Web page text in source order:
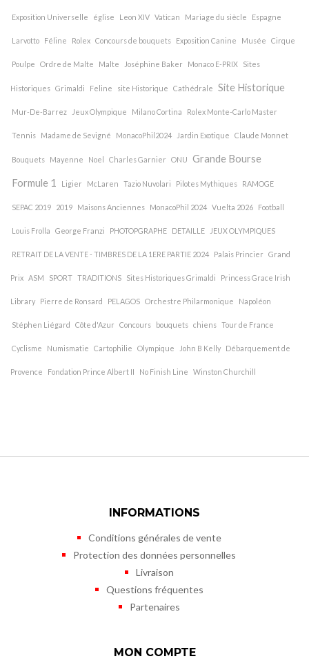
Exposition Universelle église Leon XIV Vatican Mariage du siècle Espagne
Larvotto Féline Rolex Concours de bouquets Exposition Canine Musée Cirque
Poulpe Ordre de Malte Malte Joséphine Baker Monaco E-PRIX Sites
Historiques Grimaldi Feline site Historique Cathédrale Site Historique
Mur-De-Barrez Jeux Olympique Milano Cortina Rolex Monte-Carlo Master
Tennis Madame de Sevigné MonacoPhil2024 Jardin Exotique Claude Monnet
Bouquets Mayenne Noel Charles Garnier ONU Grande Bourse
Formule 1 Ligier McLaren Tazio Nuvolari Pilotes Mythiques RAMOGE
SEPAC 2019 2019 Maisons Anciennes MonacoPhil 2024 Vuelta 2026 Football
Louis Frolla George Franzi PHOTOPGRAPHE DETAILLE JEUX OLYMPIQUES
RETRAIT DE LA VENTE - TIMBRES DE LA 1ERE PARTIE 2024 Palais Princier Grand
Prix ASM SPORT TRADITIONS Sites Historiques Grimaldi Princess Grace Irish
Library Pierre de Ronsard PELAGOS Orchestre Philarmonique Napoléon
Stéphen Liégard Côte d'Azur Concours bouquets chiens Tour de France
Cyclisme Numismatie Cartophilie Olympique John B Kelly Débarquement de
Provence Fondation Prince Albert II No Finish Line Winston Churchill
INFORMATIONS
Conditions générales de vente
Protection des données personnelles
Livraison
Questions fréquentes
Partenaires
MON COMPTE